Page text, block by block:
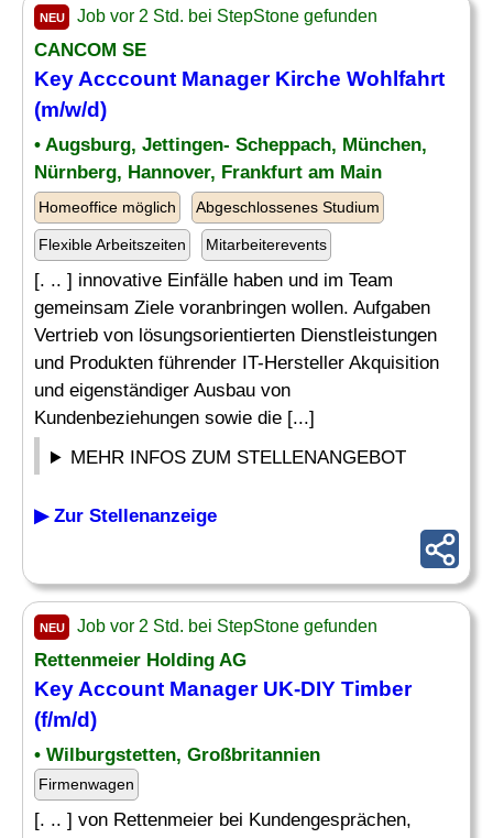
NEU Job vor 2 Std. bei StepStone gefunden
CANCOM SE
Key Acccount ManagerKirche Wohlfahrt
(m/w/d)
• Augsburg, Jettingen- Scheppach, München,
Nürnberg, Hannover, Frankfurt am Main
Homeoffice möglich Abgeschlossenes Studium
Flexible Arbeitszeiten Mitarbeiterevents
[. .. ] innovative Einfälle haben und im Team
gemeinsam Ziele voranbringen wollen. Aufgaben
Vertrieb von lösungsorientierten Dienstleistungen
und Produkten führender IT-Hersteller Akquisition
und eigenständiger Ausbau von
Kundenbeziehungen sowie die [...]
MEHR INFOS ZUM STELLENANGEBOT
▶ Zur Stellenanzeige
NEU Job vor 2 Std. bei StepStone gefunden
Rettenmeier Holding AG
Key Account ManagerUK-DIY Timber
(f/m/d)
• Wilburgstetten, Großbritannien
Firmenwagen
[. .. ] von Rettenmeier bei Kundengesprächen,